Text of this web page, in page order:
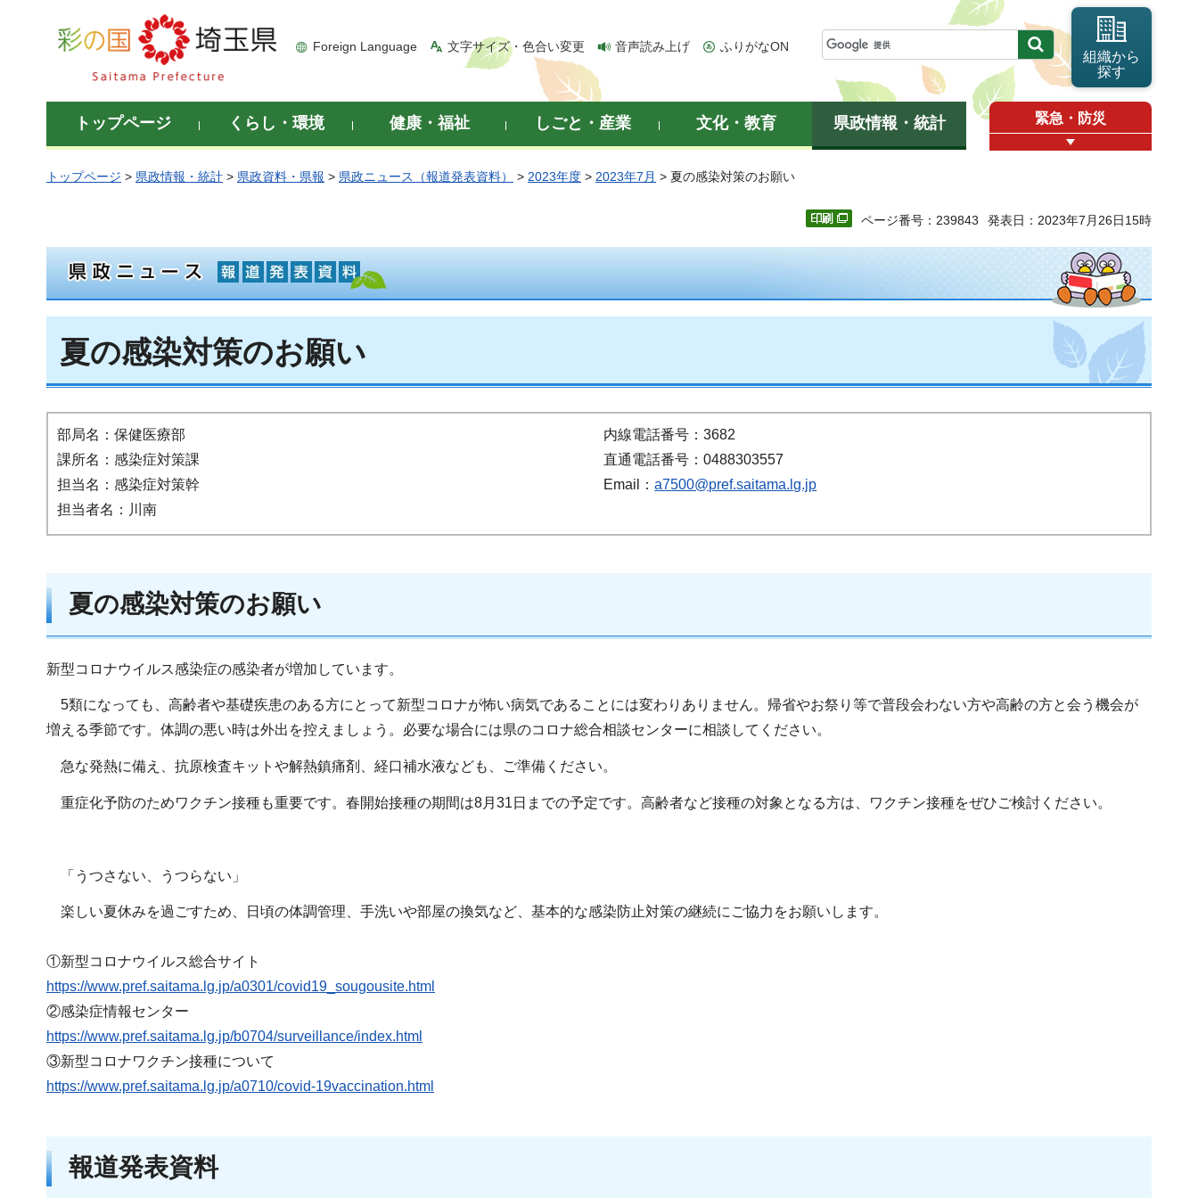
彩の国 埼玉県
Foreign Language 文字サイズ・色合い変更 音声読み上げ ふりがなON
組織から
探す
トップページ くらし・環境 健康・福祉 しごと・産業 文化・教育 県政情報・統計 緊急・防災
トップページ > 県政情報・統計 > 県政資料・県報 > 県政ニュース（報道発表資料） > 2023年度 > 2023年7月 > 夏の感染対策のお願い
ページ番号：239843 発表日：2023年7月26日15時
夏の感染対策のお願い
部局名：保健医療部
課所名：感染症対策課
担当名：感染症対策幹
担当者名：川南
内線電話番号：3682
直通電話番号：0488303557
Email：a7500@pref.saitama.lg.jp
夏の感染対策のお願い
新型コロナウイルス感染症の感染者が増加しています。
5類になっても、高齢者や基礎疾患のある方にとって新型コロナが怖い病気であることには変わりありません。帰省やお祭り等で普段会わない方や高齢の方と会う機会が
増える季節です。体調の悪い時は外出を控えましょう。必要な場合には県のコロナ総合相談センターに相談してください。
急な発熱に備え、抗原検査キットや解熱鎮痛剤、経口補水液なども、ご準備ください。
重症化予防のためワクチン接種も重要です。春開始接種の期間は8月31日までの予定です。高齢者など接種の対象となる方は、ワクチン接種をぜひご検討ください。
「うつさない、うつらない」
楽しい夏休みを過ごすため、日頃の体調管理、手洗いや部屋の換気など、基本的な感染防止対策の継続にご協力をお願いします。
①新型コロナウイルス総合サイト
https://www.pref.saitama.lg.jp/a0301/covid19_sougousite.html
②感染症情報センター
https://www.pref.saitama.lg.jp/b0704/surveillance/index.html
③新型コロナワクチン接種について
https://www.pref.saitama.lg.jp/a0710/covid-19vaccination.html
報道発表資料